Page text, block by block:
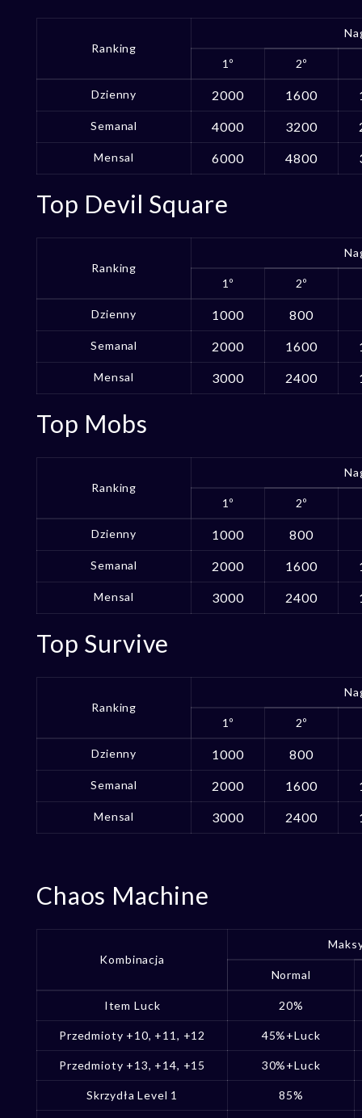
Ranking
1º 2º
Dzienny 2000 1600
Semanal 4000 3200
Mensal 6000 4800
Top Devil Square
Ranking
1º 2º
Dzienny 1000 800
Semanal 2000 1600
Mensal 3000 2400
Top Mobs
Ranking
1º 2º
Dzienny 1000 800
Semanal 2000 1600
Mensal 3000 2400
Top Survive
Ranking
1º 2º
Dzienny 1000 800
Semanal 2000 1600
Mensal 3000 2400
Chaos Machine
Kombinacja
Normal
Item Luck 20%
Przedmioty +10, +11, +12 45%+Luck
Przedmioty +13, +14, +15 30%+Luck
Skrzydła Level 1 85%